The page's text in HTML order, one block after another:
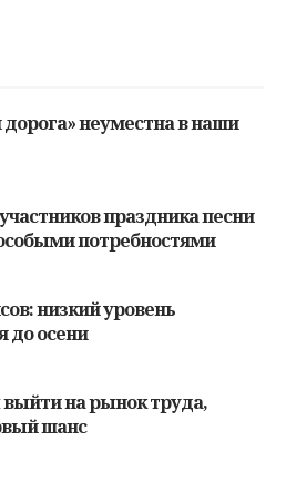
неуместна в наши
праздника песни
потребностями
низкий уровень
до осени
на рынок труда,
шанс